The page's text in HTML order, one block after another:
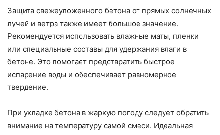
Защита свежеуложенного бетона от прямых солнечных
лучей и ветра также имеет большое значение.
Рекомендуется использовать влажные маты, пленки
или специальные составы для удержания влаги в
бетоне. Это помогает предотвратить быстрое
испарение воды и обеспечивает равномерное
твердение.
При укладке бетона в жаркую погоду следует обратить
внимание на температуру самой смеси. Идеальная